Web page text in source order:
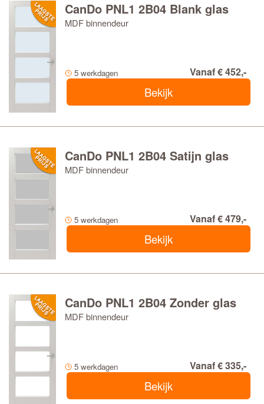
CanDo PNL1 2B04 Blank glas
MDF binnendeur
5 werkdagen Vanaf € 452,-
Bekijk
CanDo PNL1 2B04 Satijn glas
MDF binnendeur
5 werkdagen Vanaf € 479,-
Bekijk
CanDo PNL1 2B04 Zonder glas
MDF binnendeur
5 werkdagen Vanaf € 335,-
Bekijk